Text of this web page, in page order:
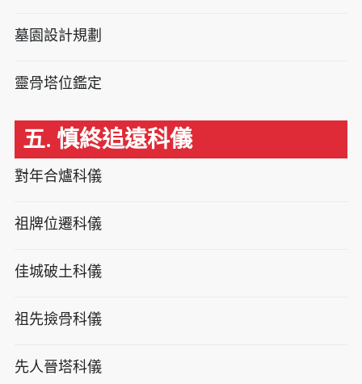
墓園設計規劃
靈骨塔位鑑定
五. 慎終追遠科儀
對年合爐科儀
祖牌位遷科儀
佳城破土科儀
祖先撿骨科儀
先人晉塔科儀